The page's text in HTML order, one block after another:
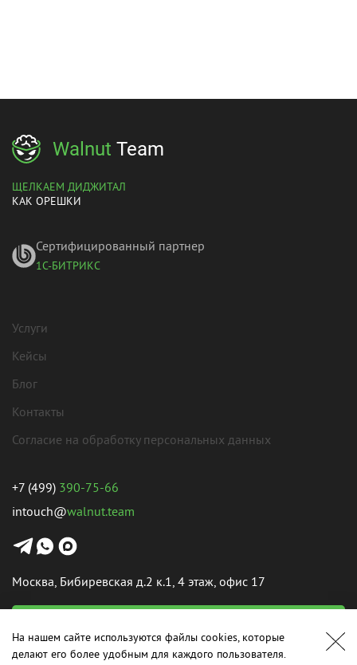
Walnut Team
ЩЕЛКАЕМ ДИДЖИТАЛ
КАК ОРЕШКИ
Сертифицированный партнер
1С-БИТРИКС
Услуги
Кейсы
Блог
Контакты
Согласие на обработку персональных данных
+7 (499) 390-75-66
intouch@walnut.team
Москва, Бибиревская д.2 к.1, 4 этаж, офис 17
На нашем сайте используются файлы cookies, которые
делают его более удобным для каждого пользователя.